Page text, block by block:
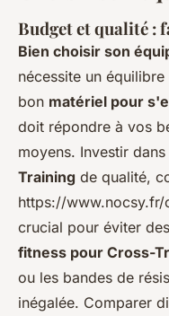
Budget et qualité :
Bien choisir son
nécessite un
bon matériel pour
doit répondre à vos
moyens. Investir
Training de qualité,
https://www.nocsy.fr/
crucial pour éviter
fitness pour Cross-
ou les bandes de
inégalée. Comparer